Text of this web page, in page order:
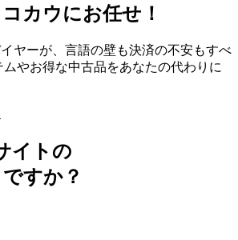
コカウにお任せ！
ヤーが、言語の壁も決済の不安もすべ
やお得な中古品をあなたの代わりに
イトの
すか？